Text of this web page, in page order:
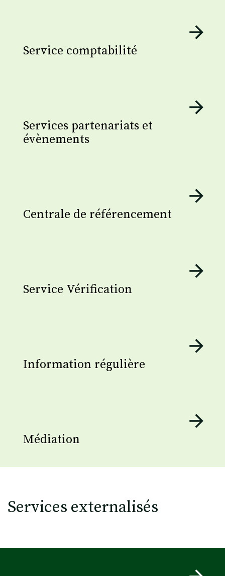
Service comptabilité
Services partenariats et
évènements
Centrale de référencement
Service Vérification
Information régulière
Médiation
Services externalisés